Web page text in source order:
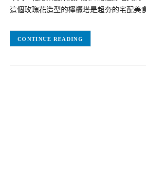
這個玫瑰花造型的檸檬塔是超夯的宅配美
CONTINUE READING